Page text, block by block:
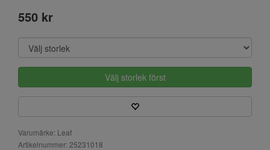
550 kr
Välj storlek först
Varumärke: Leaf
Artikelnummer: 25231018